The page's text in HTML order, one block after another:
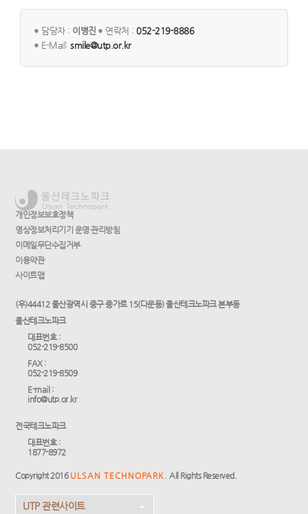
담당자 : 이병진 연락처 :052-219-8886
E-Mail:smile@utp.or.kr
개인정보보호정책
영상정보처리기기 운영·관리방침
이메일무단수집거부
이용약관
사이트맵
(우)44412 울산광역시 중구 종가로 15(다운동) 울산테크노파크 본부동
울산테크노파크
대표번호 :
052-219-8500
FAX :
052-219-8509
E-mail :
info@utp.or.kr
전국테크노파크
대표번호 :
1877-8972
Copyright 2016 ULSAN TECHNOPARK. All Rights Reserved.
UTP 관련사이트